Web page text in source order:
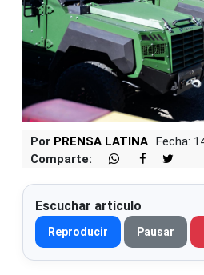
Por PRENSA LATINA Fecha:
Comparte:
Escuchar artículo
Reproducir Pausar